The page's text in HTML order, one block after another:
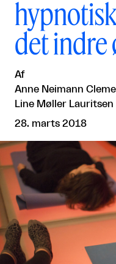
det indre
Af
Anne Neimann
Line Møller Lauritsen
28. marts 2018